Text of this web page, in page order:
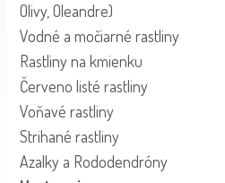
Olivy, Oleandre)
Vodné a močiarné rastliny
Rastliny na kmienku
Červeno listé rastliny
Voňavé rastliny
Strihané rastliny
Azalky a Rododendróny